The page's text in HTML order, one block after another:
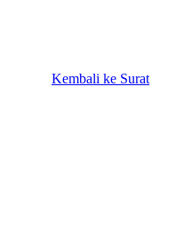
Kembali ke Surat